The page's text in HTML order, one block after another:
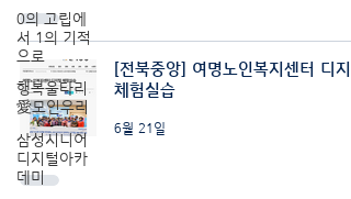
0의 고립에
서 1의 기적
으로
행복울타리
愛모인우리
삼성시니어
디지털아카
데미
[전북중앙] 여명노인복지센터 디지
체험실습
6월 21일